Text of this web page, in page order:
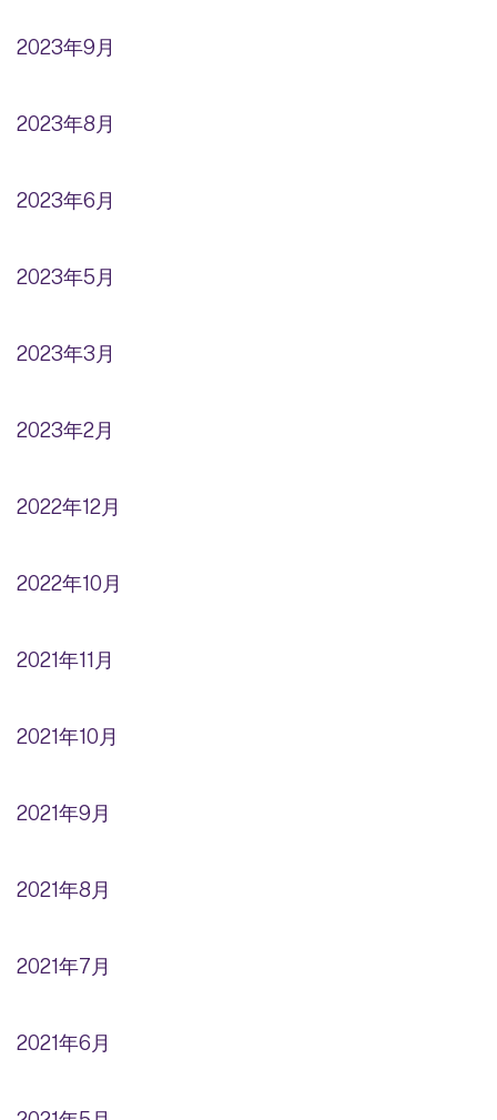
2023年9月
2023年8月
2023年6月
2023年5月
2023年3月
2023年2月
2022年12月
2022年10月
2021年11月
2021年10月
2021年9月
2021年8月
2021年7月
2021年6月